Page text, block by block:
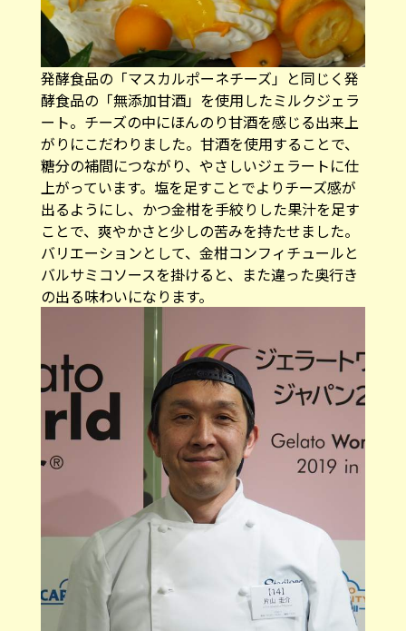
発酵食品の「マスカルポーネチーズ」と同じく発
酵食品の「無添加甘酒」を使用したミルクジェラ
ート。チーズの中にほんのり甘酒を感じる出来上
がりにこだわりました。甘酒を使用することで、
糖分の補間につながり、やさしいジェラートに仕
上がっています。塩を足すことでよりチーズ感が
出るようにし、かつ金柑を手絞りした果汁を足す
ことで、爽やかさと少しの苦みを持たせました。
バリエーションとして、金柑コンフィチュールと
バルサミコソースを掛けると、また違った奥行き
の出る味わいになります。